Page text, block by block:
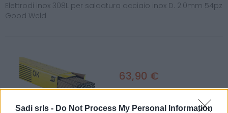
Sadi srls - Do Not Process My Personal Information
Elettrodi inox 308L per saldatura acciaio inox D. 2.0mm 54pz
Good Weld
63,90 €
( 0 recensioni )